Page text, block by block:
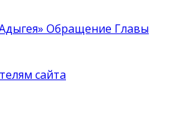
Обращение Главы
сайта